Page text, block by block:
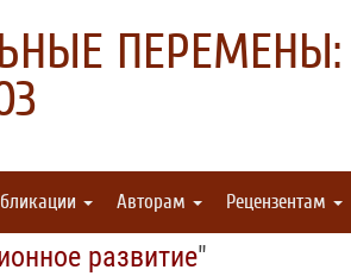
ПЕРЕМЕНЫ:
Авторам Рецензентам
развитие"